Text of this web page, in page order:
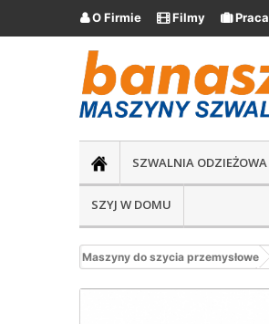
O Firmie Filmy Praca
SZWALNIA ODZIEŻOWA
SZYJ W DOMU
Maszyny do szycia przemysłowe